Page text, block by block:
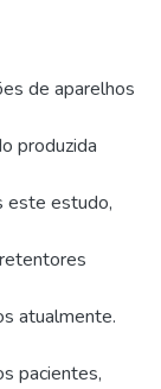
de aparelhos
produzida
este estudo,
atualmente.
pacientes,